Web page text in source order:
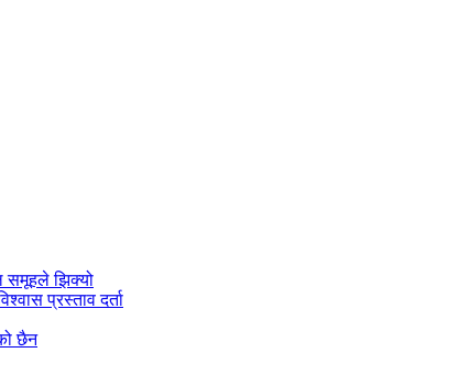
समूहले झिक्य‍ो
प्रस्ताव दर्ता
छैन